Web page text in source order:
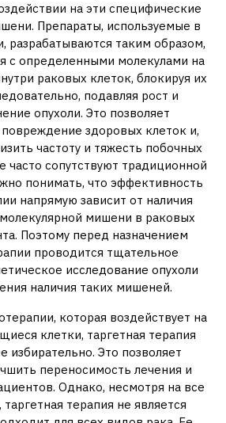
на эти специфические
Препараты‚ используемые в
разрабатываются таким образом‚
с определенными молекулами на
раковых клеток‚ блокируя их
подавляя рост и
опухоли. Это позволяет
здоровых клеток и‚
частоту и тяжесть побочных
часто сопутствуют традиционной
понимать‚ что эффективность
напрямую зависит от наличия
мишени в раковых
Поэтому перед назначением
проводится тщательное
исследование опухоли
наличия таких мишеней.
которая воздействует на
клетки‚ таргетная терапия
избирательно. Это позволяет
переносимость лечения и
Однако‚ несмотря на все
терапия не является